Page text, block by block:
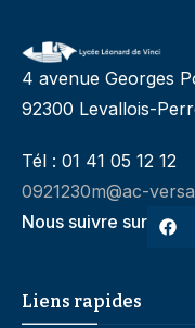
4 avenue Georges
92300 Levallois-
Tél : 01 41 05 12 12
0921230m@ac-
Nous suivre sur
Liens rapides